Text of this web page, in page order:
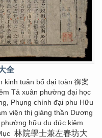
全
kinh tuân bổ đại toàn 御案
Tả xuân phường đại học
Phụng chính đại phu Hữu
viện thị giảng thần Dương
hữu dụ đức kiêm
林院學士兼左春坊大